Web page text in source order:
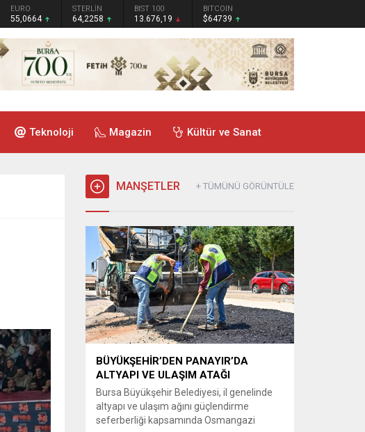
EURO
55,0664
STERLİN
64,2258
BIST 100
13.676,19
BITCOIN
$64739
Teknoloji Magazin Kültür ve Sanat
MANŞETLER + TÜMÜNÜ GÖRÜNTÜLE
BÜYÜKŞEHİR’DEN PANAYIR’DA
ALTYAPI VE ULAŞIM ATAĞI
Bursa Büyükşehir Belediyesi, il genelinde
altyapı ve ulaşım ağını güçlendirme
seferberliği kapsamında Osmangazi